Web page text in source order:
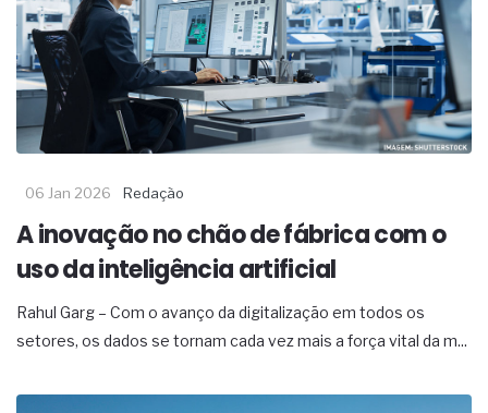
06 Jan 2026 Redação
A inovação no chão de fábrica com o
uso da inteligência artificial
Rahul Garg – Com o avanço da digitalização em todos os
setores, os dados se tornam cada vez mais a força vital da m...